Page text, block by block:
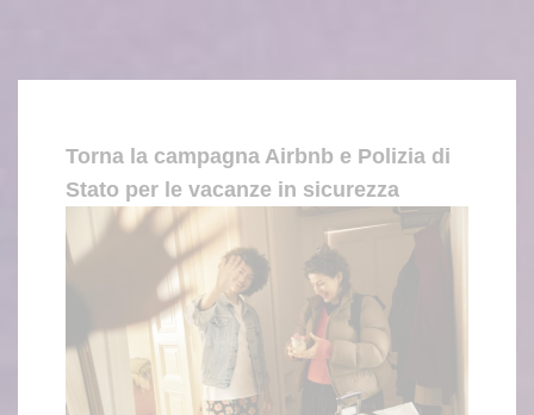
Torna la campagna Airbnb e Polizia di
Stato per le vacanze in sicurezza